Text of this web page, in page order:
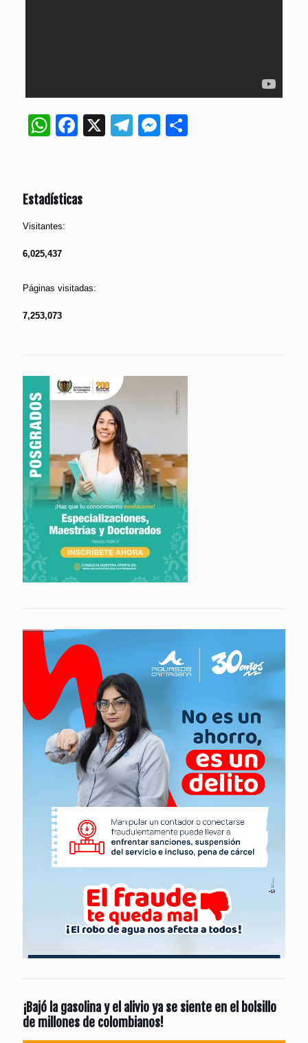
WhatsApp
Facebook
X Telegram
Messenger
Estadísticas
Visitantes:
6,025,437
Páginas visitadas:
7,253,073
¡Bajó la gasolina y el alivio ya se siente en el bolsillo
de millones de colombianos!